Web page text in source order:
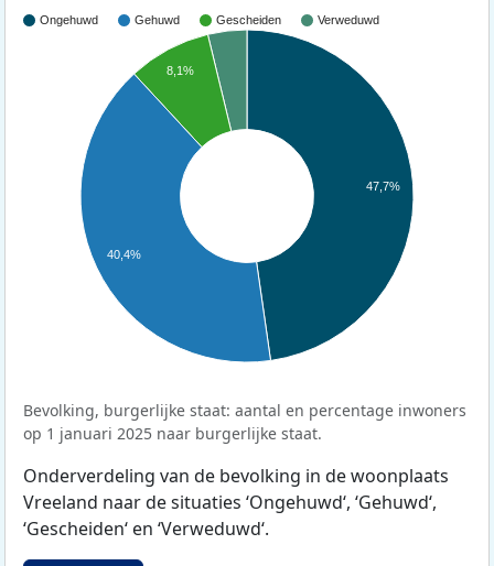
Ongehuwd Gehuwd Gescheiden Verweduwd
47,7%
8,1%
40,4%
Bevolking, burgerlijke staat: aantal en percentage inwoners
op 1 januari 2025 naar burgerlijke staat.
Onderverdeling van de bevolking in de woonplaats
Vreeland naar de situaties ‘Ongehuwd‘, ‘Gehuwd‘,
‘Gescheiden‘ en ‘Verweduwd‘.